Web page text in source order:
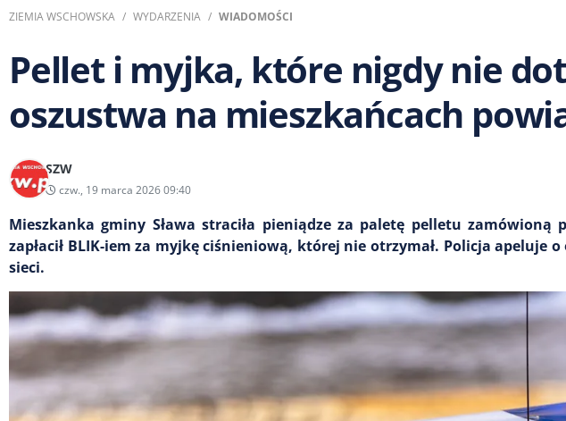
ZIEMIA WSCHOWSKA WYDARZENIA WIADOMOŚCI
Pellet i myjka, które nigdy nie
oszustwa na mieszkańcach
SZW
czw., 19 marca 2026 09:40
Mieszkanka gminy Sława straciła pieniądze za paletę pelletu zamówioną
zapłacił BLIK-iem za myjkę ciśnieniową, której nie otrzymał. Policja apeluje
sieci.